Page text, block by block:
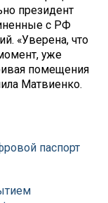
президент
с РФ
«Уверена, что
уже
помещения
Матвиенко.
паспорт